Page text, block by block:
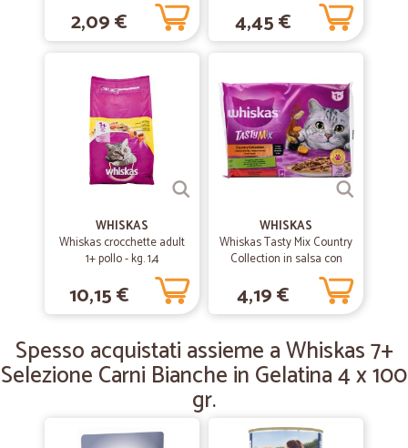
velocissimi nella spedizione,imballati in modo perfetto e
gentilissimi,stra consigliato!
05/04/2020
Stefano B.
Vasta scelta di prodotti
Vasta scelta di prodotti, i freschi sono di ottima qualità, velocità di
ottimo prodotto
ottimo prodotto, velocità nella spediazione
2,09 € 4,45 €
WHISKAS
Whiskas crocchette adult
1+ pollo - kg. 1,4
10,15 €
WHISKAS
Whiskas Tasty Mix Country
Collection in salsa con
agnello pollo e carote, con
manzo e pollame 4x85g
4,19 €
Spesso acquistati assieme a Whiskas 7+
Selezione Carni Bianche in Gelatina 4 x 100
gr.